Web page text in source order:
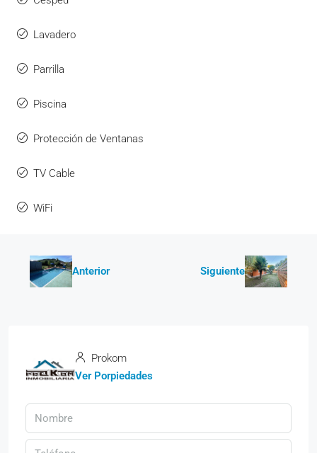
Lavadero
Parrilla
Piscina
Protección de Ventanas
TV Cable
WiFi
Anterior Siguiente
Prokom
Ver Porpiedades